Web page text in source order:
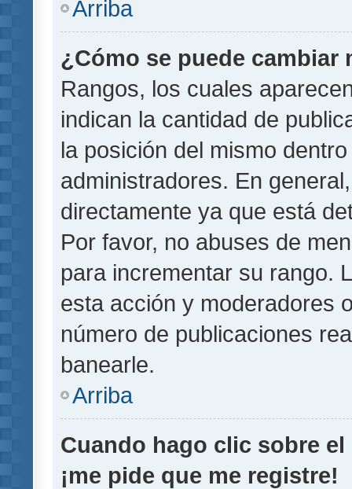
Arriba
¿Cómo se puede cambiar
Rangos, los cuales
indican la cantidad de
la posición del mismo
administradores. En
directamente ya que está
Por favor, no abuses de
para incrementar su rango.
esta acción y moderadores
número de publicaciones
banearle.
Arriba
Cuando hago clic sobre
¡me pide que me registre!